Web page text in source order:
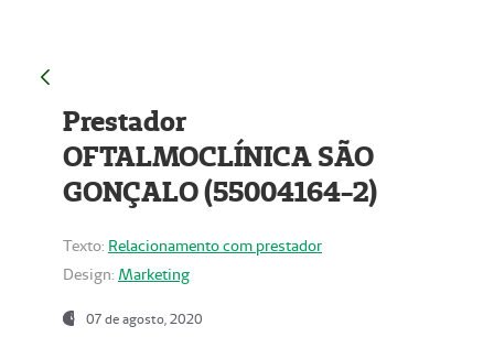
Prestador
OFTALMOCLÍNICA SÃO
GONÇALO (55004164-2)
Texto: Relacionamento com prestador
Design: Marketing
07 de agosto, 2020